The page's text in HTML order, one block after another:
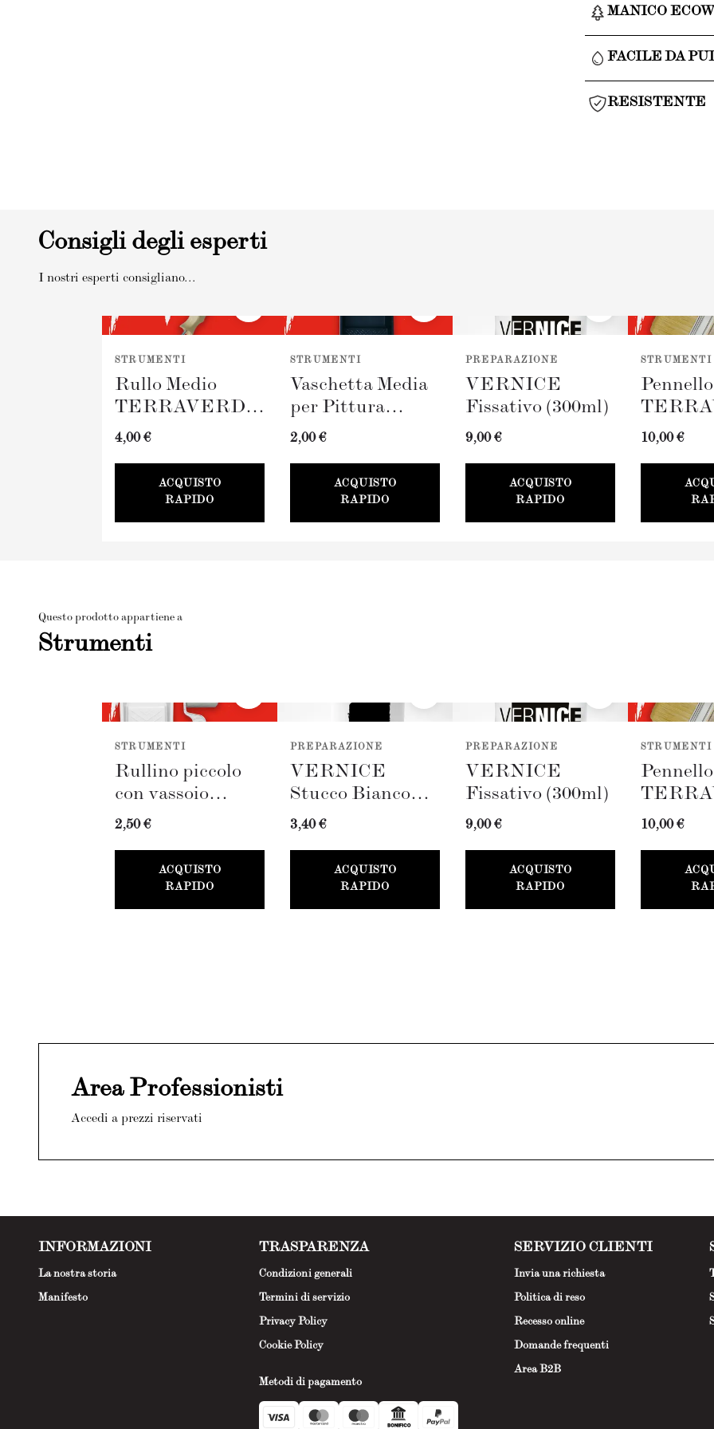
MANICO
FACILE DA
RESISTENTE
Consigli degli esperti
I nostri esperti consigliano...
STRUMENTI
Rullo Medio
TERRAVERDE
(100mm)
4,00 €
ACQUISTO
RAPIDO
STRUMENTI
Vaschetta Media
per Pittura
TERRAVERDE
2,00 €
ACQUISTO
RAPIDO
PREPARAZIONE
VERNICE
Fissativo (300ml)
9,00 €
ACQUISTO
RAPIDO
STRUMENTI
(100mm)
10,00 €
Questo prodotto appartiene a
Strumenti
STRUMENTI
Rullino piccolo
con vassoio
(50mm)
2,50 €
ACQUISTO
RAPIDO
PREPARAZIONE
VERNICE
Stucco Bianco
(100ml) + Stucco
3,40 €
ACQUISTO
RAPIDO
PREPARAZIONE
VERNICE
Fissativo (300ml)
9,00 €
ACQUISTO
RAPIDO
STRUMENTI
(100mm)
10,00 €
Area Professionisti
Accedi a prezzi riservati
INFORMAZIONI
La nostra storia
Manifesto
TRASPARENZA
Condizioni generali
Termini di servizio
Privacy Policy
Cookie Policy
Metodi di pagamento
SERVIZIO CLIENTI
Invia una richiesta
Politica di reso
Recesso online
Domande frequenti
Area B2B